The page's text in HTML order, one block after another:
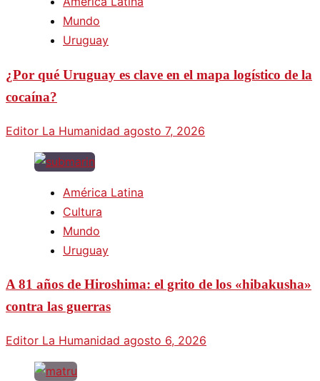
Mundo
Uruguay
¿Por qué Uruguay es clave en el mapa logístico de la
cocaína?
Editor La Humanidad agosto 7, 2026
América Latina
Cultura
Mundo
Uruguay
A 81 años de Hiroshima: el grito de los «hibakusha»
contra las guerras
Editor La Humanidad agosto 6, 2026